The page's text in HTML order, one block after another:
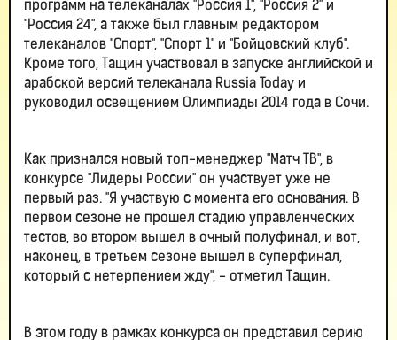
программ на телеканалах "Россия 1", "Россия 2" и
"Россия 24", а также был главным редактором
телеканалов "Спорт", "Спорт 1" и "Бойцовский клуб".
Кроме того, Тащин участвовал в запуске английской и
арабской версий телеканала Russia Today и
руководил освещением Олимпиады 2014 года в Сочи.
Как признался новый топ-менеджер "Матч ТВ", в
конкурсе "Лидеры России" он участвует уже не
первый раз. "Я участвую с момента его основания. В
первом сезоне не прошел стадию управленческих
тестов, во втором вышел в очный полуфинал, и вот,
наконец, в третьем сезоне вышел в суперфинал,
который с нетерпением жду", - отметил Тащин.
В этом году в рамках конкурса он представил серию